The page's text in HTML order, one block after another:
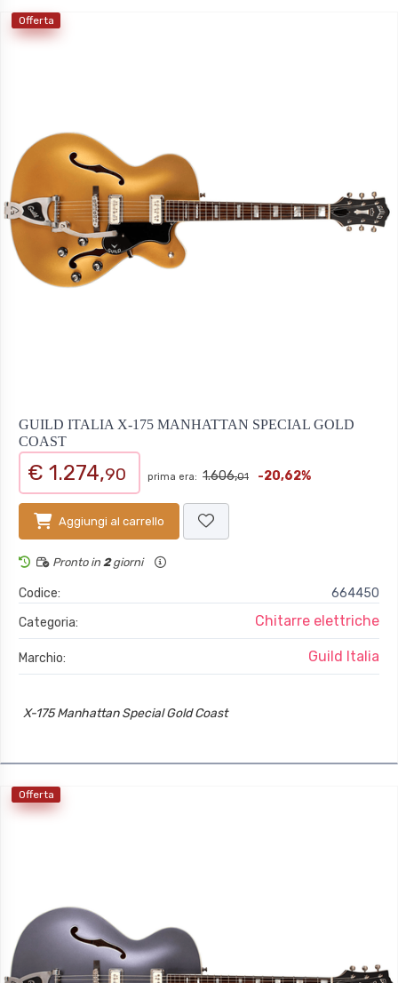
Offerta
GUILD ITALIA X-175 MANHATTAN SPECIAL GOLD
COAST
€ 1.274,90 prima era: 1.606,01 -20,62%
Aggiungi al carrello
Pronto in 2giorni
Codice:
664450
Categoria:
Chitarre elettriche
Marchio: Guild Italia
X-175 Manhattan Special Gold Coast
Offerta